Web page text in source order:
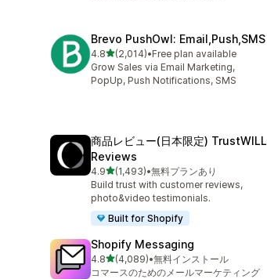
Brevo PushOwl: Email,Push,SMS
4.85つ星中
(2,014)
合計レビュー数：2014件
•Free plan available
Grow Sales via Email Marketing,
PopUp, Push Notifications, SMS
商品レビュー(日本限定) TrustWILL
Reviews
4.95つ星中
(1,493)
合計レビュー数：1493件
•無料プランあり
Build trust with customer reviews,
photo&video testimonials.
Built for Shopify
Shopify Messaging
4.85つ星中
(4,089)
合計レビュー数：4089件
•無料インストール
コマースのためのメールマーケティング